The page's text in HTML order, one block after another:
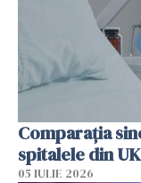
Comparația
spitalele din
05 IULIE 2026